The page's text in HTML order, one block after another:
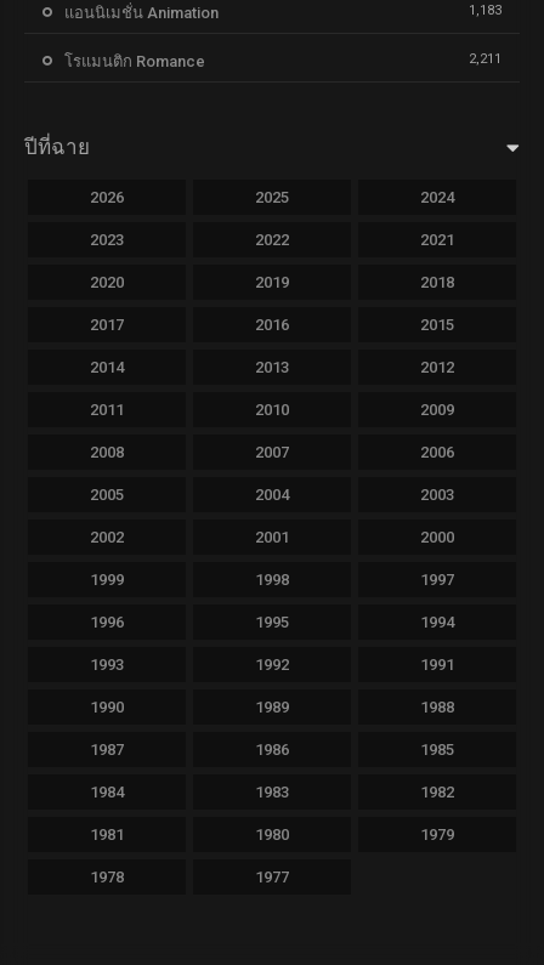
แอนนิเมชั่น Animation 1,183
โรแมนติก Romance 2,211
ปีที่ฉาย
2026 2025 2024
2023 2022 2021
2020 2019 2018
2017 2016 2015
2014 2013 2012
2011 2010 2009
2008 2007 2006
2005 2004 2003
2002 2001 2000
1999 1998 1997
1996 1995 1994
1993 1992 1991
1990 1989 1988
1987 1986 1985
1984 1983 1982
1981 1980 1979
1978 1977